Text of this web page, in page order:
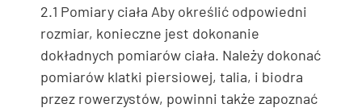
2.1 Pomiary ciała Aby określić odpowiedni
rozmiar, konieczne jest dokonanie
dokładnych pomiarów ciała. Należy dokonać
pomiarów klatki piersiowej, talia, i biodra
przez rowerzystów, powinni także zapoznać